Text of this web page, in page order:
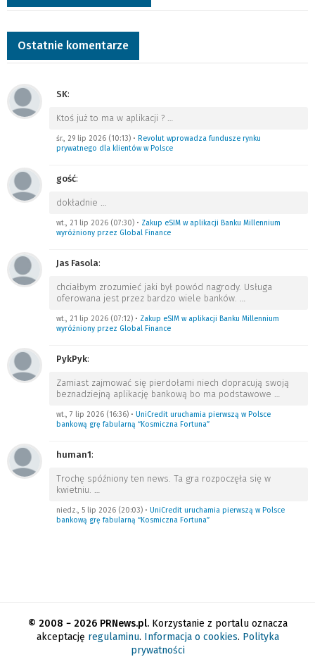
Ostatnie komentarze
SK:
Ktoś już to ma w aplikacji ? …
śr., 29 lip 2026 (10:13) • Revolut wprowadza fundusze rynku
prywatnego dla klientów w Polsce
gość:
dokładnie …
wt., 21 lip 2026 (07:30) • Zakup eSIM w aplikacji Banku Millennium
wyróżniony przez Global Finance
Jas Fasola:
chciałbym zrozumieć jaki był powód nagrody. Usługa
oferowana jest przez bardzo wiele banków. …
wt., 21 lip 2026 (07:12) • Zakup eSIM w aplikacji Banku Millennium
wyróżniony przez Global Finance
PykPyk:
Zamiast zajmować się pierdołami niech dopracują swoją
beznadziejną aplikację bankową bo ma podstawowe …
wt., 7 lip 2026 (16:36) • UniCredit uruchamia pierwszą w Polsce
bankową grę fabularną “Kosmiczna Fortuna”
human1:
Trochę spóźniony ten news. Ta gra rozpoczęła się w
kwietniu. …
niedz., 5 lip 2026 (20:03) • UniCredit uruchamia pierwszą w Polsce
bankową grę fabularną “Kosmiczna Fortuna”
© 2008 − 2026 PRNews.pl.Korzystanie z portalu oznacza
akceptację regulaminu. Informacja o cookies. Polityka
prywatności